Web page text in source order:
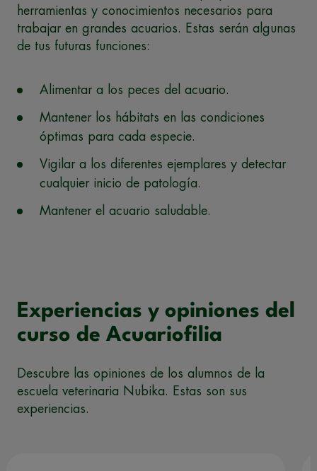
herramientas y conocimientos necesarios para
trabajar en grandes acuarios. Estas serán algunas
de tus futuras funciones:
Alimentar a los peces del acuario.
Mantener los hábitats en las condiciones
óptimas para cada especie.
Vigilar a los diferentes ejemplares y detectar
cualquier inicio de patología.
Mantener el acuario saludable.
Experiencias y opiniones del
curso de Acuariofilia
Descubre las opiniones de los alumnos de la
escuela veterinaria Nubika. Estas son sus
experiencias.